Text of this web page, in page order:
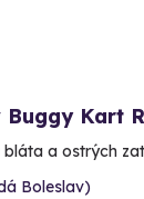
Kart
a ostrých
Boleslav)